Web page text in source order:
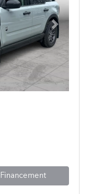
Next
Financement